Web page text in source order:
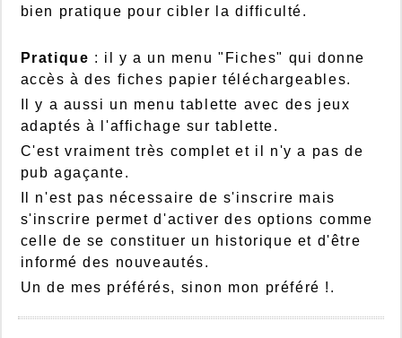
bien pratique pour cibler la difficulté.
Pratique : il y a un menu "Fiches" qui donne
accès à des fiches papier téléchargeables.
Il y a aussi un menu tablette avec des jeux
adaptés à l'affichage sur tablette.
C'est vraiment très complet et il n'y a pas de
pub agaçante.
Il n'est pas nécessaire de s'inscrire mais
s'inscrire permet d'activer des options comme
celle de se constituer un historique et d'être
informé des nouveautés.
Un de mes préférés, sinon mon préféré !.